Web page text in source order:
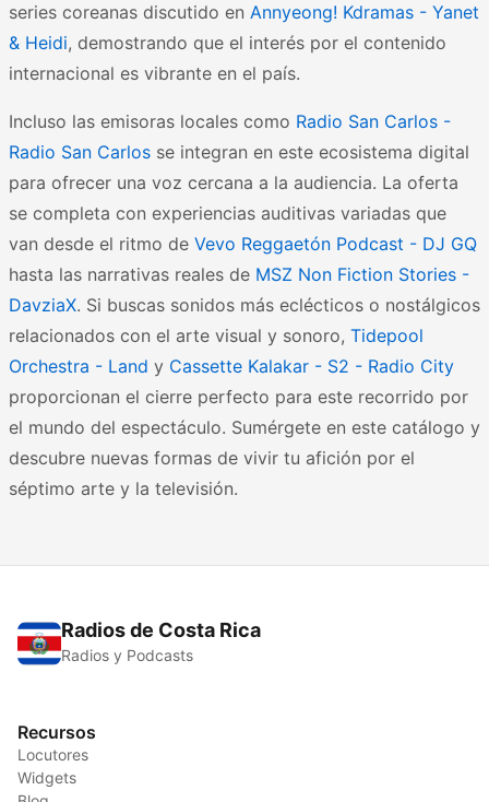
series coreanas discutido en Annyeong! Kdramas - Yanet
& Heidi, demostrando que el interés por el contenido
internacional es vibrante en el país.
Incluso las emisoras locales como Radio San Carlos -
Radio San Carlos se integran en este ecosistema digital
para ofrecer una voz cercana a la audiencia. La oferta
se completa con experiencias auditivas variadas que
van desde el ritmo de Vevo Reggaetón Podcast - DJ GQ
hasta las narrativas reales de MSZ Non Fiction Stories -
DavziaX. Si buscas sonidos más eclécticos o nostálgicos
relacionados con el arte visual y sonoro, Tidepool
Orchestra - Land y Cassette Kalakar - S2 - Radio City
proporcionan el cierre perfecto para este recorrido por
el mundo del espectáculo. Sumérgete en este catálogo y
descubre nuevas formas de vivir tu afición por el
séptimo arte y la televisión.
Radios de Costa Rica
Radios y Podcasts
Recursos
Locutores
Widgets